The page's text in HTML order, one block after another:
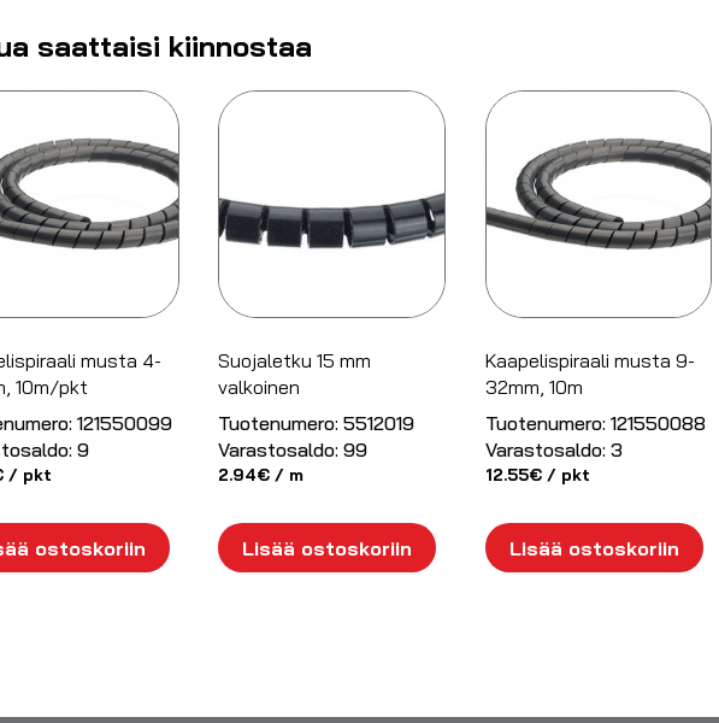
saattaisi kiinnostaa
musta 4-
10m/pkt
121550099
9
/ pkt
ostoskoriin
Suojaletku 15 mm
valkoinen
Tuotenumero: 5512019
Varastosaldo: 99
2.94€ / m
Lisää ostoskoriin
Kaapelispiraali musta 9-
32mm, 10m
Tuotenumero: 121550088
Varastosaldo: 3
12.55€/ pkt
Lisää ostoskoriin